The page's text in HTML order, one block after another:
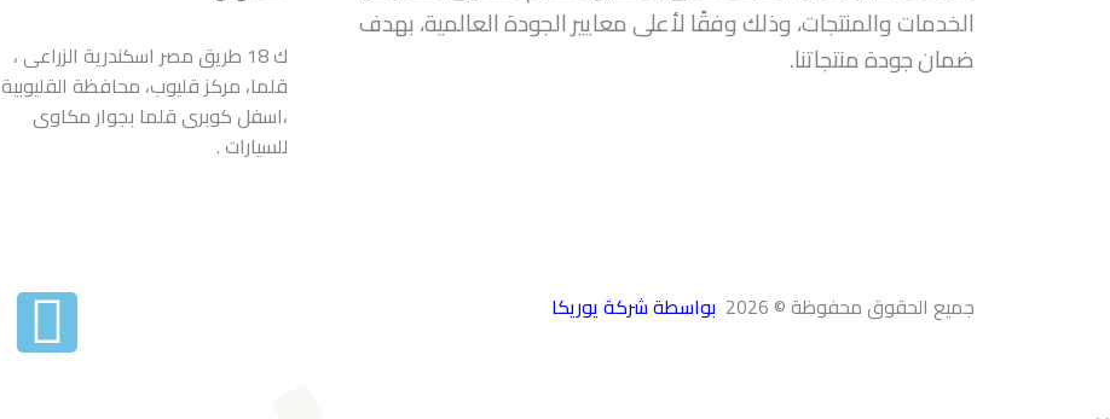
الخدمات والمنتجات، وذلك وفقًا لأعلى معايير الجودة العالمية، بهدف
ضمان جودة منتجاتنا.
ك 18 طريق مصر اسكندرية الزراعى ،
قلما، مركز قليوب، محافظة القليوبية
،اسفل كوبرى قلما بجوار مكاوى
للسيارات .
جميع الحقوق محفوظة © 2026 بواسطة شركة يوريكا F
a